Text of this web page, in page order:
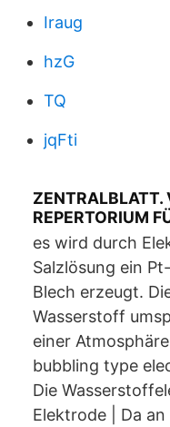
Iraug
hzG
TQ
jqFti
ZENTRALBLATT.
REPERTORIUM
es wird durch
Salzlösung ein
Blech erzeugt.
Wasserstoff
einer
bubbling type
Die
Elektrode | Da